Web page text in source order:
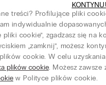
treści? Profilujące pliki
indywidualnie
cookie”, zgadzasz się na
„zamknij”, możesz
cookie. W celu
plików cookie. Możesz zawsze
w Polityce plików cookie.